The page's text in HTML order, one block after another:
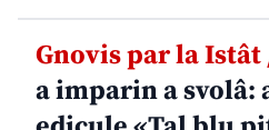
Gnovis par la Istât
a imparin a svolâ: